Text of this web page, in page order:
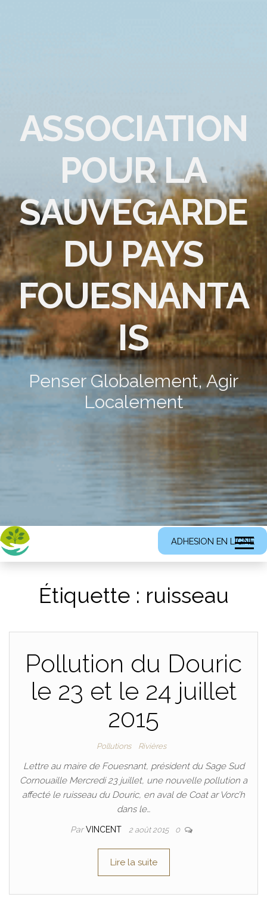
ASSOCIATION
POUR LA
SAUVEGARDE
DU PAYS
FOUESNANTA
IS
Penser Globalement, Agir
Localement
ADHESION EN LIGNE
Étiquette : ruisseau
Pollution du Douric
le 23 et le 24 juillet
2015
Pollutions Rivières
Lettre au maire de Fouesnant, président du Sage Sud
Cornouaille Mercredi 23 juillet, une nouvelle pollution a
affecté le ruisseau du Douric, en aval de Coat ar Vorc’h
dans le…
ParVINCENT 2 août 2015 0
Lire la suite